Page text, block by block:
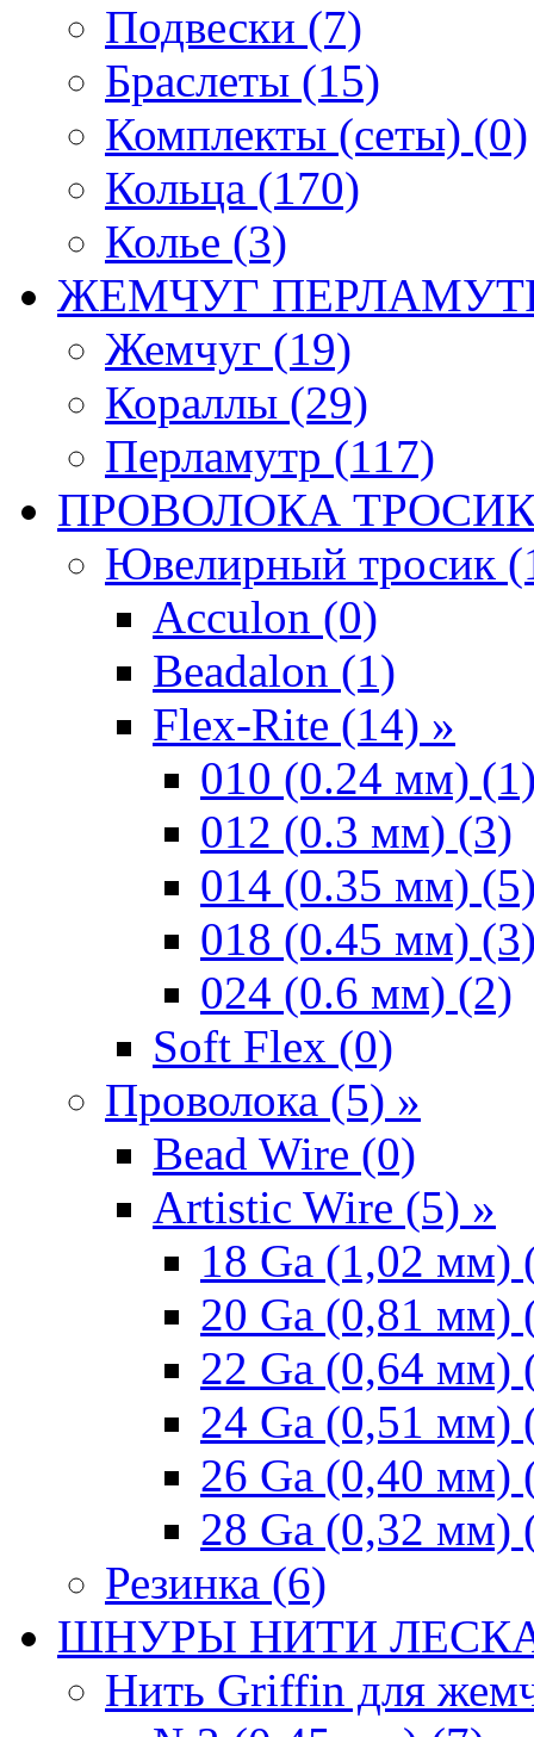
Подвески (7)
Браслеты (15)
Комплекты (сеты) (0)
Кольца (170)
Колье (3)
ЖЕМЧУГ
Жемчуг (19)
Кораллы (29)
Перламутр (117)
ПРОВОЛОКА
Ювелирный тросик
Acculon (0)
Beadalon (1)
Flex-Rite (14) »
010 (0.24 мм)
012 (0.3 мм) (3)
014 (0.35 мм)
018 (0.45 мм)
024 (0.6 мм) (2)
Soft Flex (0)
Проволока (5) »
Bead Wire (0)
Artistic Wire (5) »
18 Ga (1,02 мм)
20 Ga (0,81 мм)
22 Ga (0,64 мм)
24 Ga (0,51 мм)
26 Ga (0,40 мм)
28 Ga (0,32 мм)
Резинка (6)
ШНУРЫ НИТИ
Нить Griffin для